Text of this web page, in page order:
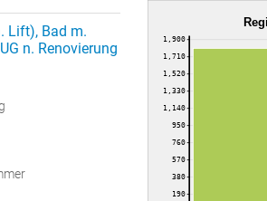
Lift), Bad m.
n. Renovierung
190
380
570
760
950
1,140
1,330
1,520
1,710
1,900